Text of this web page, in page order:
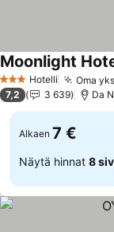
3 Tähtiluokitus
Hotelli Oma
Moonlight
7,2 3 639 Da
Alkaen 7 €
Näytä hinnat 8